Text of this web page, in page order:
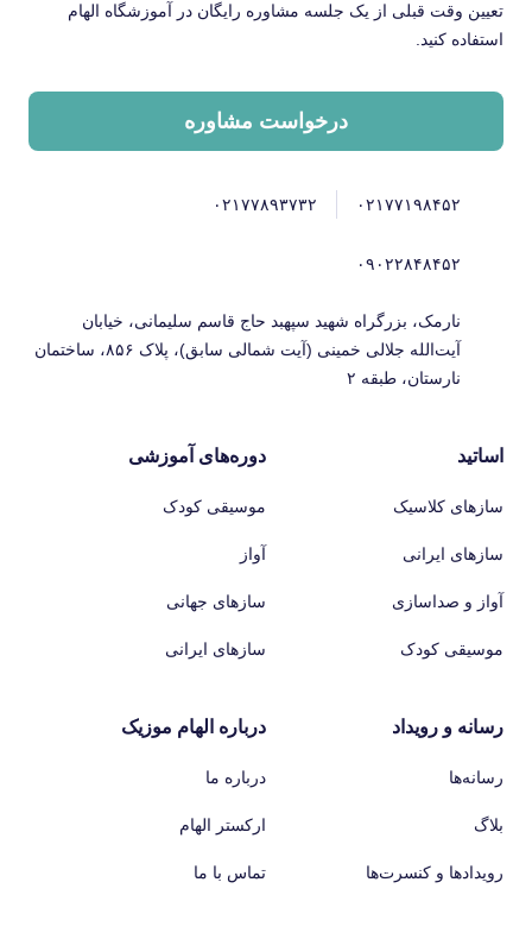
تعیین وقت قبلی از یک جلسه مشاوره رایگان در آموزشگاه الهام
استفاده کنید.
درخواست مشاوره
۰۲۱۷۷۱۹۸۴۵۲ ۰۲۱۷۷۸۹۳۷۳۲
۰۹۰۲۲۸۴۸۴۵۲
نارمک، بزرگراه شهید سپهبد حاج قاسم سلیمانی، خیابان
آیت‌الله جلالی خمینی (آیت شمالی سابق)، پلاک ۸۵۶، ساختمان
نارستان، طبقه ۲
اساتید
سازهای کلاسیک
سازهای ایرانی
آواز و صداسازی
موسیقی کودک
دوره‌های آموزشی
موسیقی کودک
آواز
سازهای جهانی
سازهای ایرانی
رسانه و رویداد
رسانه‌ها
بلاگ
رویدادها و کنسرت‌ها
درباره الهام موزیک
درباره ما
ارکستر الهام
تماس با ما